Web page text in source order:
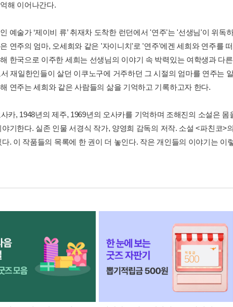
해 이어나간다.
예술가 ‘제이비 류’ 취재차 도착한 런던에서 '연주'는 '선생님'이 위독
연주의 엄마, 오세희와 같은 '자이니치'로 '연주'에겐 세희와 연주를
한국으로 이주한 세희는 선생님의 이야기 속 박력있는 여학생과 다
재일한인들이 살던 이쿠노구에 거주하던 그 시절의 엄마를 연주는
연주는 세희와 같은 사람들의 삶을 기억하고 기록하고자 한다.
카, 1948년의 제주, 1969년의 오사카를 기억하며 조해진의 소설은
야기한다. 실존 인물 서경식 작가, 양영희 감독의 저작. 소설 <파친코>
다. 이 작품들의 목록에 한 권이 더 놓인다. 작은 개인들의 이야기는 이